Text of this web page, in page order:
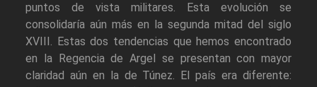
puntos de vista militares. Esta evolución se
consolidaría aún más en la segunda mitad del siglo
XVIII. Estas dos tendencias que hemos encontrado
en la Regencia de Argel se presentan con mayor
claridad aún en la de Túnez. El país era diferente: